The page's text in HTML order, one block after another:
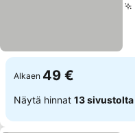
Alkaen 49 €
Näytä hinnat 13 sivustolta